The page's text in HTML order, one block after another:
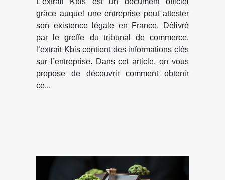
entreprise ?
grâce auquel une entreprise peut attester
son existence légale en France. Délivré
par le greffe du tribunal de commerce,
l’extrait Kbis contient des informations clés
sur l’entreprise. Dans cet article, on vous
propose de découvrir comment obtenir
ce...